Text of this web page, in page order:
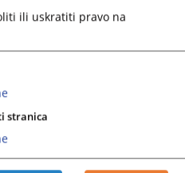
ili uskratiti pravo na
stranica